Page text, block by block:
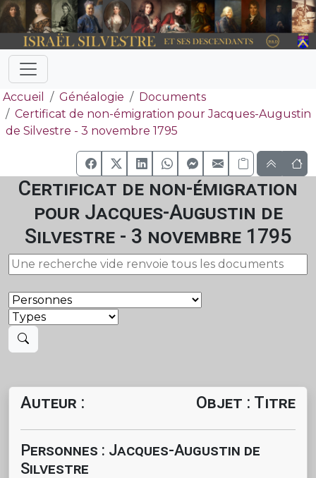
Accueil Généalogie
Documents
Certificat de non-émigration pour Jacques-Augustin
de Silvestre - 3 novembre 1795
Certificat de non-émigration
pour Jacques-Augustin de
Silvestre - 3 novembre 1795
Auteur : Objet : Titre
Personnes : Jacques-Augustin de
Silvestre